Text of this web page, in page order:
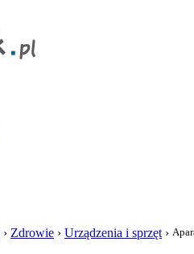
› Zdrowie › Urządzenia i sprzęt ›